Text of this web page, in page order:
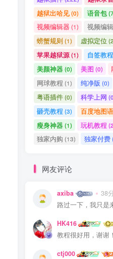
越狱出哈见(0) 语音包
视频编辑器(1) 视频编辑
螃蟹规则(1) 虚拟定位
苹果越狱源(1) 自签教程
美颜神器(0) 美图 (0)
网球教程 (1) 纯净版 (0)
粤语插件(0) 科学上网
砸壳教程 (3) 百度地图
瘦身神器(1) 玩机教程
独家内购 (13) 独家付费
网友评论
axiba 38
路过一下，我只是
HK416
教程很好用，谢谢！
ctj000